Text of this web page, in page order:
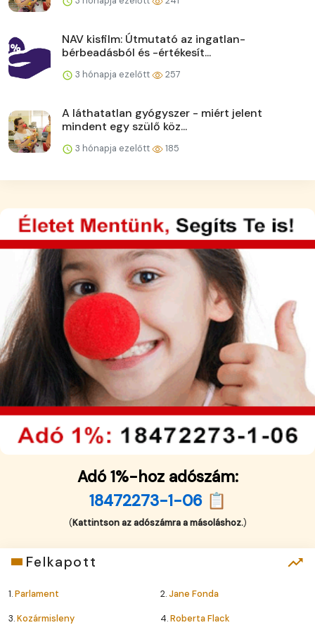
NAV kisfilm: Útmutató az ingatlan-
bérbeadásból és -értékesít...
3 hónapja ezelőtt 257
A láthatatlan gyógyszer - miért jelent
mindent egy szülő köz...
3 hónapja ezelőtt 185
Adó 1%-hoz adószám:
18472273-1-06 📋
(Kattintson az adószámra a másoláshoz.)
Felkapott
1.Parlament 2.Jane Fonda
3.Kozármisleny 4.Roberta Flack